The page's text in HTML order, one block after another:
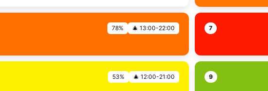
78% 🎄 13:00-22:00 7
53% 🎄 12:00-21:00 9